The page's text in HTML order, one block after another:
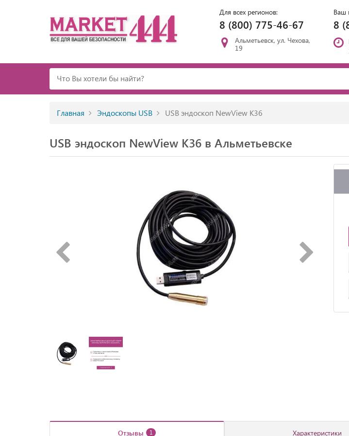
Для всех регионов:
8 (800) 775-46-67
Ваш
8
Альметьевск, ул. Чехова,
19
Главная Эндоскопы USB USB эндоскоп NewView К36
USB эндоскоп NewView К36 в Альметьевске
Отзывы 1 Характеристики